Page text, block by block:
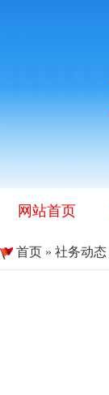
网站首页
首页 » 社务动态